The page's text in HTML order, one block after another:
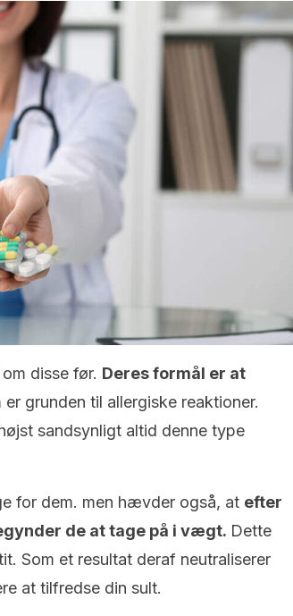
disse før. Deres formål er at
er grunden til allergiske reaktioner.
sandsynligt altid denne type
for dem. men hævder også, at efter
de at tage på i vægt. Dette
Som et resultat deraf neutraliserer
at tilfredse din sult.